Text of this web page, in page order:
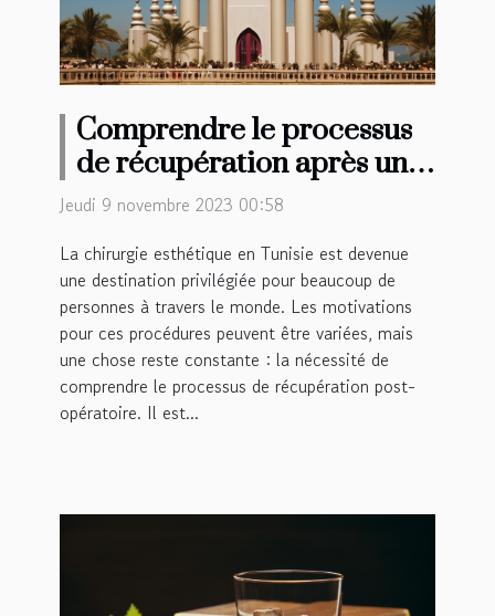
Comprendre le processus
de récupération après une
chirurgie esthétique en
Jeudi 9 novembre 2023 00:58
La chirurgie esthétique en Tunisie est devenue
une destination privilégiée pour beaucoup de
personnes à travers le monde. Les motivations
pour ces procédures peuvent être variées, mais
une chose reste constante : la nécessité de
comprendre le processus de récupération post-
opératoire. Il est...